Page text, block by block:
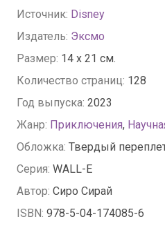
Источник: Disney
Издатель: Эксмо
Размер: 14 x 21 см.
Количество страниц: 128
Год выпуска: 2023
Жанр: Приключения,
Обложка: Твердый
Серия: WALL-E
Автор: Сиро Сирай
ISBN: 978-5-04-174085-6